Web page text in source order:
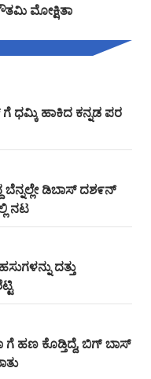
ಮೋಕ್ಷಿತಾ
ಧಮ್ಕಿ ಹಾಕಿದ ಕನ್ನಡ ಪರ
ಡಿಬಾಸ್ ದಶ೯ನ್
ನಟ
ದತ್ತು
ಗೆ ಹಣ ಕೊಡ್ತಿದ್ದೆ, ಬಿಗ್ ಬಾಸ್